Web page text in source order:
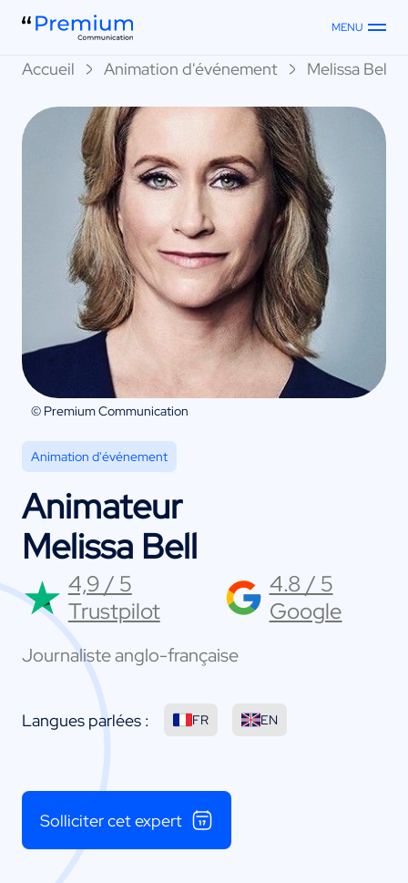
MENU
Accueil Animation d'événement Melissa Bell
© Premium Communication
Animation d'événement
Animateur
Melissa Bell
4,9 / 5
Trustpilot
4.8 / 5
Google
Journaliste anglo-française
Langues parlées : FR EN
Solliciter cet expert